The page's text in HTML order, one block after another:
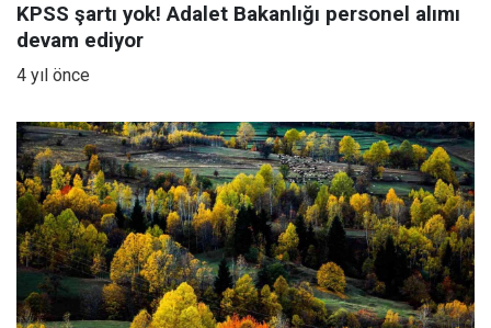
KPSS şartı yok! Adalet Bakanlığı personel alımı
devam ediyor
4 yıl önce